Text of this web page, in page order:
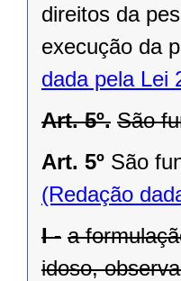
direitos da
execução da
dada pela Lei
Art. 5º. São
Art. 5º São
(Redação
I - a
idoso,